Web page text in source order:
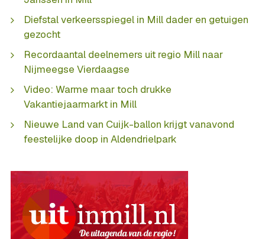
Diefstal verkeersspiegel in Mill dader en getuigen
gezocht
Recordaantal deelnemers uit regio Mill naar
Nijmeegse Vierdaagse
Video: Warme maar toch drukke
Vakantiejaarmarkt in Mill
Nieuwe Land van Cuijk-ballon krijgt vanavond
feestelijke doop in Aldendrielpark